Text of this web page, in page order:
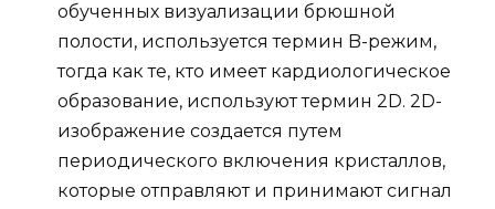
обученных визуализации брюшной
полости, используется термин B-режим,
тогда как те, кто имеет кардиологическое
образование, используют термин 2D. 2D-
изображение создается путем
периодического включения кристаллов,
которые отправляют и принимают сигнал